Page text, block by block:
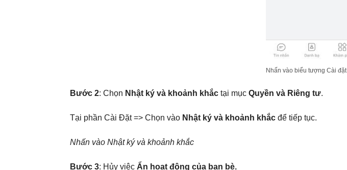
Nhấn vào biểu tượng Cài đặt
Bước 2: Chọn Nhật ký và khoảnh khắc tại mục Quyền và Riêng tư.
Tại phần Cài Đặt => Chọn vào Nhật ký và khoảnh khắc để tiếp tục.
Nhấn vào Nhật ký và khoảnh khắc
Bước 3: Hủy việc Ẩn hoạt động của bạn bè.